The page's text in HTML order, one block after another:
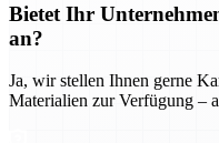
Bietet Ihr
an?
Ja, wir stellen Ihnen gerne
Materialien zur Verfügung –